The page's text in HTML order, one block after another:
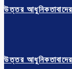
উত্তর
উত্তর